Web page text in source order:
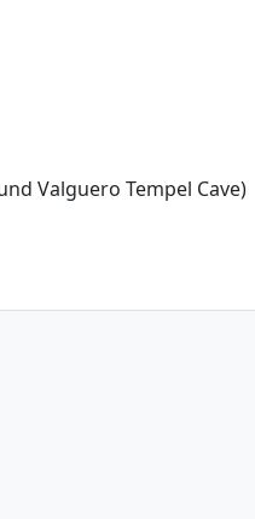
Valguero Tempel Cave)